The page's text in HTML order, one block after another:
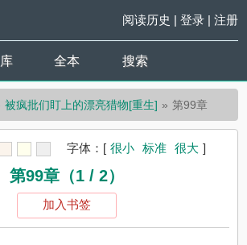
阅读历史 | 登录| 注册
全本 搜索
被疯批们盯上的漂亮猎物[重生] 第99章
字体： [ 很小 标准 很大 ]
第99章（1 / 2）
加入书签